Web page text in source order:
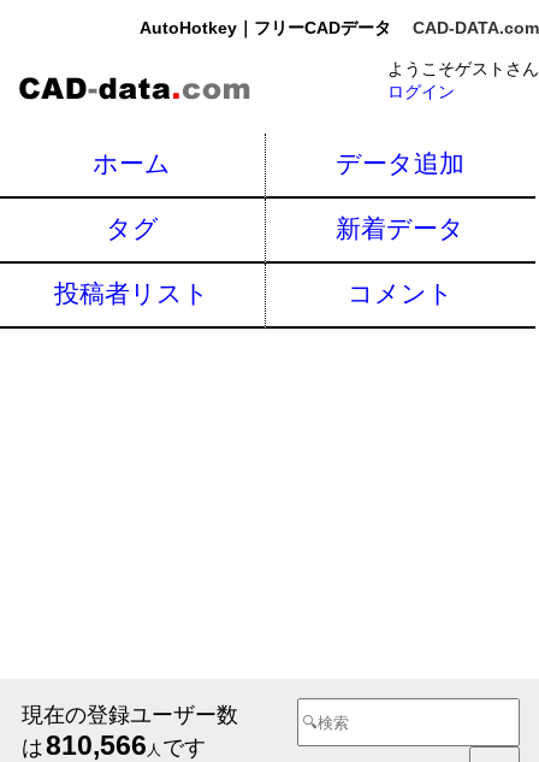
AutoHotkey｜フリーCADデータ CAD-DATA.com
ようこそゲストさん
ログイン
ホーム データ追加
タグ 新着データ
投稿者リスト コメント
現在の登録ユーザー数
は810,566 人 です